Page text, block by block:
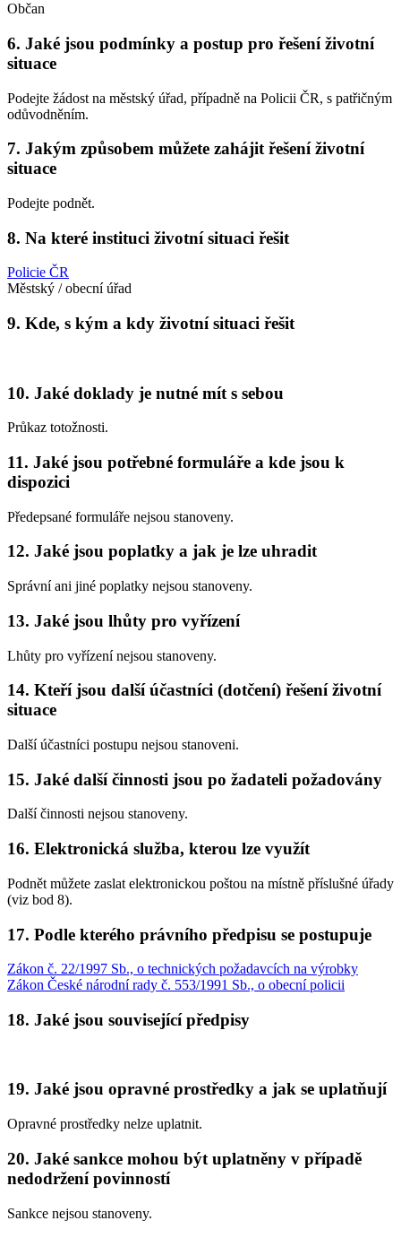
Občan
6. Jaké jsou podmínky a postup pro řešení životní
situace
Podejte žádost na městský úřad, případně na Policii ČR, s patřičným
odůvodněním.
7. Jakým způsobem můžete zahájit řešení životní
situace
Podejte podnět.
8. Na které instituci životní situaci řešit
Policie ČR
Městský / obecní úřad
9. Kde, s kým a kdy životní situaci řešit
10. Jaké doklady je nutné mít s sebou
Průkaz totožnosti.
11. Jaké jsou potřebné formuláře a kde jsou k
dispozici
Předepsané formuláře nejsou stanoveny.
12. Jaké jsou poplatky a jak je lze uhradit
Správní ani jiné poplatky nejsou stanoveny.
13. Jaké jsou lhůty pro vyřízení
Lhůty pro vyřízení nejsou stanoveny.
14. Kteří jsou další účastníci (dotčení) řešení životní
situace
Další účastníci postupu nejsou stanoveni.
15. Jaké další činnosti jsou po žadateli požadovány
Další činnosti nejsou stanoveny.
16. Elektronická služba, kterou lze využít
Podnět můžete zaslat elektronickou poštou na místně příslušné úřady
(viz bod 8).
17. Podle kterého právního předpisu se postupuje
Zákon č. 22/1997 Sb., o technických požadavcích na výrobky
Zákon České národní rady č. 553/1991 Sb., o obecní policii
18. Jaké jsou související předpisy
19. Jaké jsou opravné prostředky a jak se uplatňují
Opravné prostředky nelze uplatnit.
20. Jaké sankce mohou být uplatněny v případě
nedodržení povinností
Sankce nejsou stanoveny.